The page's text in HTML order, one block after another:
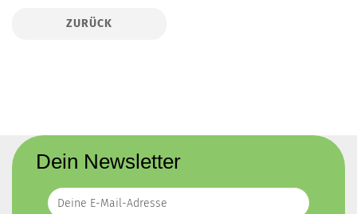
ZURÜCK
Dein Newsletter